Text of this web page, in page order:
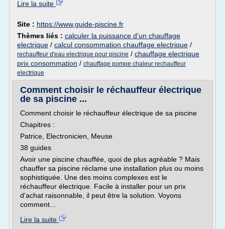
Lire la suite
Site : https://www.guide-piscine.fr
Thèmes liés : calculer la puissance d'un chauffage
electrique / calcul consommation chauffage electrique /
rechauffeur d'eau electrique pour piscine / chauffage electrique
prix consommation / chauffage pompe chaleur rechauffeur
electrique
Comment choisir le réchauffeur électrique
de sa piscine ...
Comment choisir le réchauffeur électrique de sa piscine
Chapitres :
Patrice, Electronicien, Meuse
38 guides
Avoir une piscine chauffée, quoi de plus agréable ? Mais
chauffer sa piscine réclame une installation plus ou moins
sophistiquée. Une des moins complexes est le
réchauffeur électrique. Facile à installer pour un prix
d'achat raisonnable, il peut être la solution. Voyons
comment...
Lire la suite